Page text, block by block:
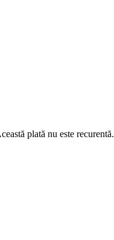
plată nu este recurentă.